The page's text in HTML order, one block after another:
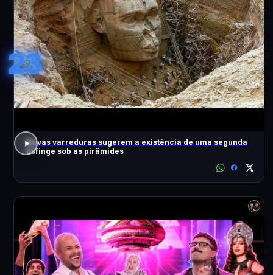
23
Novas varreduras sugerem a existência de uma segunda
Esfinge sob as pirâmides